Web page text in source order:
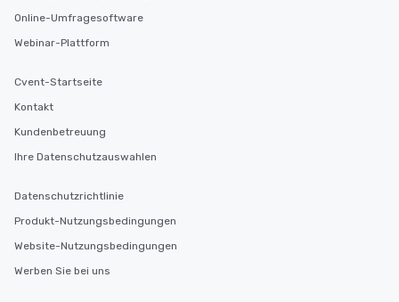
Online-Umfragesoftware
Webinar-Plattform
Cvent-Startseite
Kontakt
Kundenbetreuung
Ihre Datenschutzauswahlen
Datenschutzrichtlinie
Produkt-Nutzungsbedingungen
Website-Nutzungsbedingungen
Werben Sie bei uns